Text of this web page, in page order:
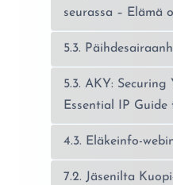
seurassa – Elämä
5.3.
5.3. AKY:
Essential IP Guide
4.3. Eläkeinfo-
7.2. Jäsenilta